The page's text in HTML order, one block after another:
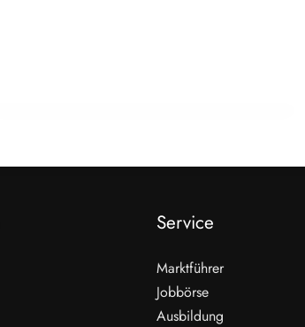
Service
Marktführer
Jobbörse
Ausbildung